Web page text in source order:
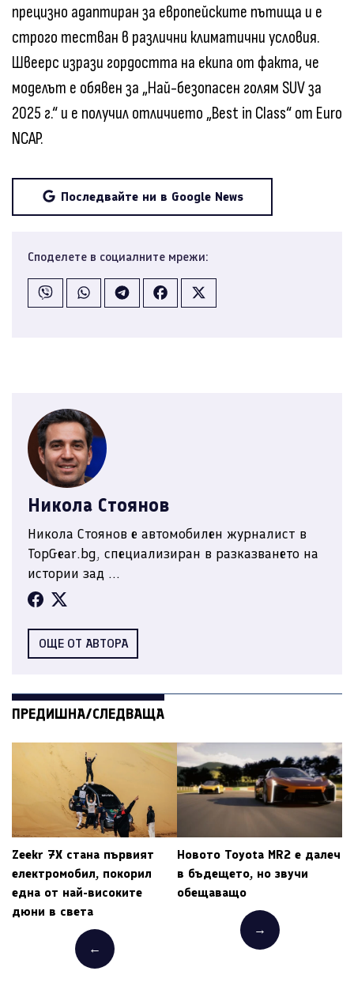
прецизно адаптиран за европейските пътища и е
строго тестван в различни климатични условия.
Швеерс изрази гордостта на екипа от факта, че
моделът е обявен за „Най-безопасен голям SUV за
2025 г.“ и е получил отличието „Best in Class“ от Euro
NCAP.
Последвайте ни в Google News
Споделете в социалните мрежи:
Никола Стоянов
Никола Стоянов е автомобилен журналист в
TopGear.bg, специализиран в разказването на
истории зад ...
ОЩЕ ОТ АВТОРА
ПРЕДИШНА/СЛЕДВАЩА
Zeekr 7X стана първият
електромобил, покорил
една от най-високите
дюни в света
←
Новото Toyota MR2 е далеч
в бъдещето, но звучи
обещаващо
→